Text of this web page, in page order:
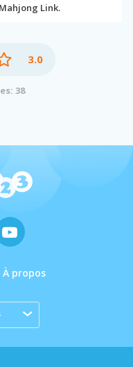
Link.
3.0
38
À propos